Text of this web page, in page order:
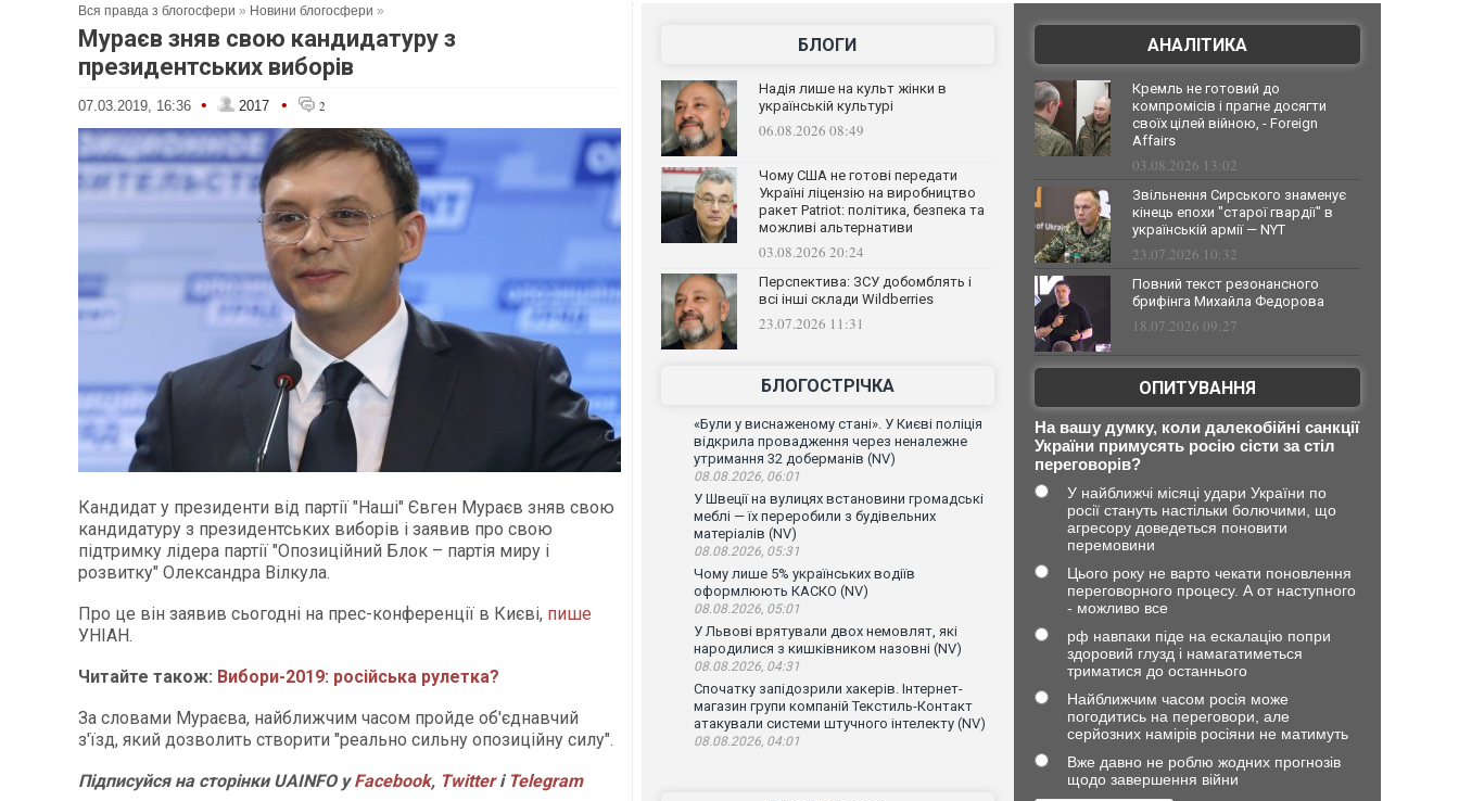
Вся правда з блогосфери » Новини блогосфери »
Мураєв зняв свою кандидатуру з
президентських виборів
07.03.2019, 16:36 • 2017 • 2
Кандидат у президенти від партії "Наші" Євген Мураєв зняв свою
кандидатуру з президентських виборів і заявив про свою
підтримку лідера партії "Опозиційний Блок – партія миру і
розвитку" Олександра Вілкула.
Про це він заявив сьогодні на прес-конференції в Києві, пише
УНІАН.
Читайте також: Вибори-2019: російська рулетка?
За словами Мураєва, найближчим часом пройде об'єднавчий
з'їзд, який дозволить створити "реально сильну опозиційну силу".
Підписуйся на сторінки UAINFO уFacebook, Twitter і Telegram
БЛОГИ
Надія лише на культ жінки в
українській культурі
06.08.2026 08:49
Чому США не готові передати
Україні ліцензію на виробництво
ракет Patriot: політика, безпека та
можливі альтернативи
03.08.2026 20:24
Перспектива: ЗСУ добомблять і
всі інші склади Wildberries
23.07.2026 11:31
БЛОГОСТРІЧКА
«Були у виснаженому стані». У Києві поліція
відкрила провадження через неналежне
утримання 32 доберманів (NV)
08.08.2026, 06:01
У Швеції на вулицях встановини громадські
меблі — їх переробили з будівельних
матеріалів (NV)
08.08.2026, 05:31
Чому лише 5% українських водіїв
оформлюють КАСКО (NV)
08.08.2026, 05:01
У Львові врятували двох немовлят, які
народилися з кишківником назовні (NV)
08.08.2026, 04:31
Спочатку запідозрили хакерів. Інтернет-
магазин групи компаній Текстиль-Контакт
атакували системи штучного інтелекту (NV)
08.08.2026, 04:01
АНАЛІТИКА
Кремль не готовий до
компромісів і прагне досягти
своїх цілей війною, - Foreign
Affairs
03.08.2026 13:02
Звільнення Сирського знаменує
кінець епохи "старої гвардії" в
українській армії — NYT
23.07.2026 10:32
Повний текст резонансного
брифінга Михайла Федорова
18.07.2026 09:27
ОПИТУВАННЯ
На вашу думку, коли далекобійні санкції
України примусять росію сісти за стіл
переговорів?
У найближчі місяці удари України по
росії стануть настільки болючими, що
агресору доведеться поновити
перемовини
Цього року не варто чекати поновлення
переговорного процесу. А от наступного
- можливо все
рф навпаки піде на ескалацію попри
здоровий глузд і намагатиметься
триматися до останнього
Найближчим часом росія може
погодитись на переговори, але
серйозних намірів росіяни не матимуть
Вже давно не роблю жодних прогнозів
щодо завершення війни